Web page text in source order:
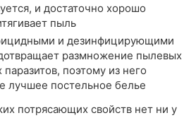
и достаточно хорошо
пыль
и дезинфицирующими
размножение пылевых
поэтому из него
лучшее постельное белье
потрясающих свойств нет ни у